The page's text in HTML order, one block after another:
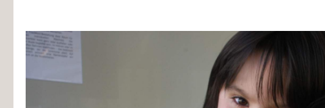
Zeige
grösseres